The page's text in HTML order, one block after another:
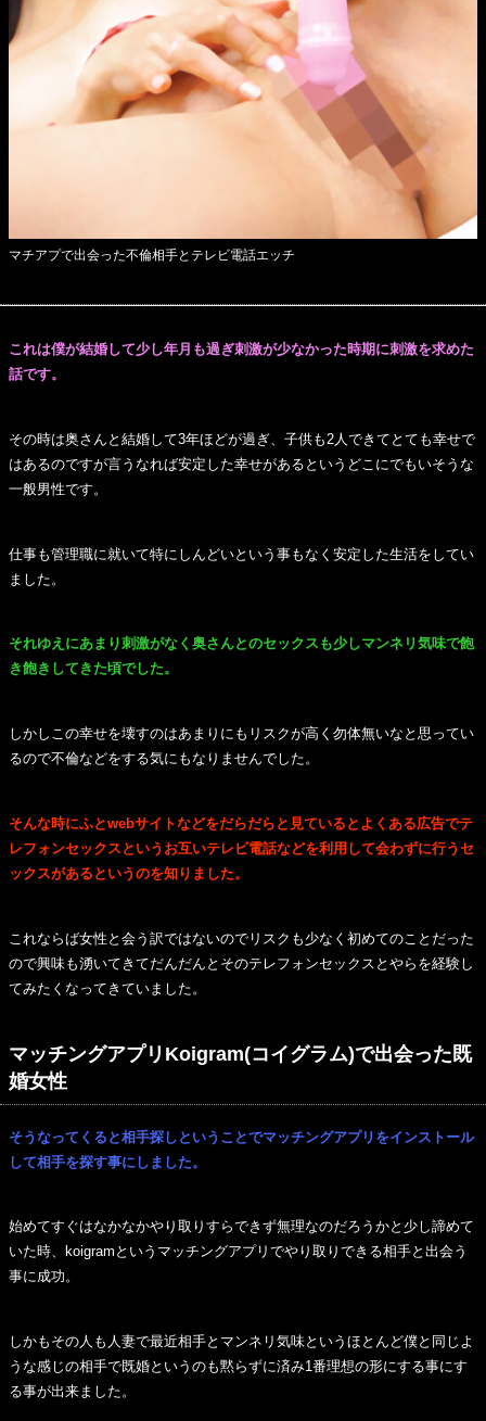
マチアプで出会った不倫相手とテレビ電話エッチ
これは僕が結婚して少し年月も過ぎ刺激が少なかった時期に刺激を求めた
話です。
その時は奥さんと結婚して3年ほどが過ぎ、子供も2人できてとても幸せで
はあるのですが言うなれば安定した幸せがあるというどこにでもいそうな
一般男性です。
仕事も管理職に就いて特にしんどいという事もなく安定した生活をしてい
ました。
それゆえにあまり刺激がなく奥さんとのセックスも少しマンネリ気味で飽
き飽きしてきた頃でした。
しかしこの幸せを壊すのはあまりにもリスクが高く勿体無いなと思ってい
るので不倫などをする気にもなりませんでした。
そんな時にふとwebサイトなどをだらだらと見ているとよくある広告でテ
レフォンセックスというお互いテレビ電話などを利用して会わずに行うセ
ックスがあるというのを知りました。
これならば女性と会う訳ではないのでリスクも少なく初めてのことだった
ので興味も湧いてきてだんだんとそのテレフォンセックスとやらを経験し
てみたくなってきていました。
マッチングアプリKoigram(コイグラム)で出会った既
婚女性
そうなってくると相手探しということでマッチングアプリをインストール
して相手を探す事にしました。
始めてすぐはなかなかやり取りすらできず無理なのだろうかと少し諦めて
いた時、koigramというマッチングアプリでやり取りできる相手と出会う
事に成功。
しかもその人も人妻で最近相手とマンネリ気味というほとんど僕と同じよ
うな感じの相手で既婚というのも黙らずに済み1番理想の形にする事にす
る事が出来ました。